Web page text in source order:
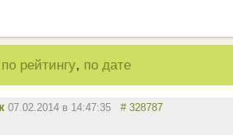
по рейтингу, по дате
07.02.2014 в 14:47:35 # 328787